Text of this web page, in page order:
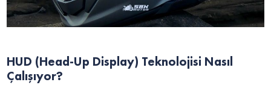
HUD (Head-Up Display) Teknolojisi Nasıl
Çalışıyor?